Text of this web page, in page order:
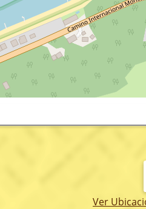
Ver